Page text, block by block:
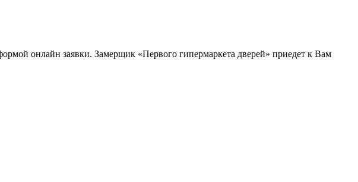
онлайн заявки. Замерщик «Первого гипермаркета дверей» приедет к Вам